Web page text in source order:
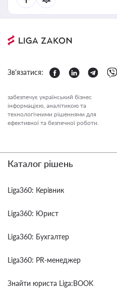
Зв'язатися:
забезпечує український бізнес
інформацією, аналітикою та
технологічними рішеннями для
ефективної та безпечної роботи.
Каталог рішень
Liga360: Керівник
Liga360: Юрист
Liga360: Бухгалтер
Liga360: PR-менеджер
Знайти юриста Liga:BOOK